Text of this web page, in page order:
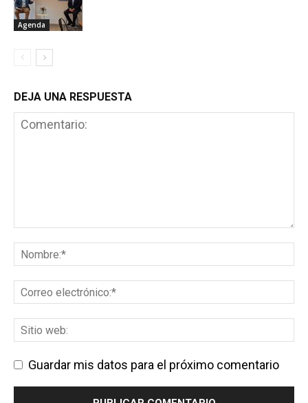
Agenda
DEJA UNA RESPUESTA
Guardar mis datos para el próximo comentario